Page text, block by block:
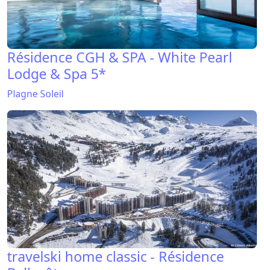
Résidence CGH & SPA - White Pearl
Lodge & Spa 5*
Plagne Soleil
travelski home classic - Résidence